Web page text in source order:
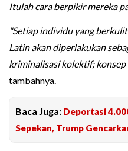
Itulah cara berpikir mereka
"Setiap individu yang
Latin akan diperlakukan
kriminalisasi kolektif;
tambahnya.
Baca Juga: Deportasi
Sepekan, Trump